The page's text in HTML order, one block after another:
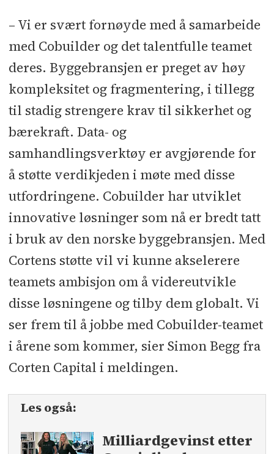
– Vi er svært fornøyde med å samarbeide
med Cobuilder og det talentfulle teamet
deres. Byggebransjen er preget av høy
kompleksitet og fragmentering, i tillegg
til stadig strengere krav til sikkerhet og
bærekraft. Data- og
samhandlingsverktøy er avgjørende for
å støtte verdikjeden i møte med disse
utfordringene. Cobuilder har utviklet
innovative løsninger som nå er bredt tatt
i bruk av den norske byggebransjen. Med
Cortens støtte vil vi kunne akselerere
teamets ambisjon om å videreutvikle
disse løsningene og tilby dem globalt. Vi
ser frem til å jobbe med Cobuilder-teamet
i årene som kommer, sier Simon Begg fra
Corten Capital i meldingen.
Les også:
Milliardgevinst etter